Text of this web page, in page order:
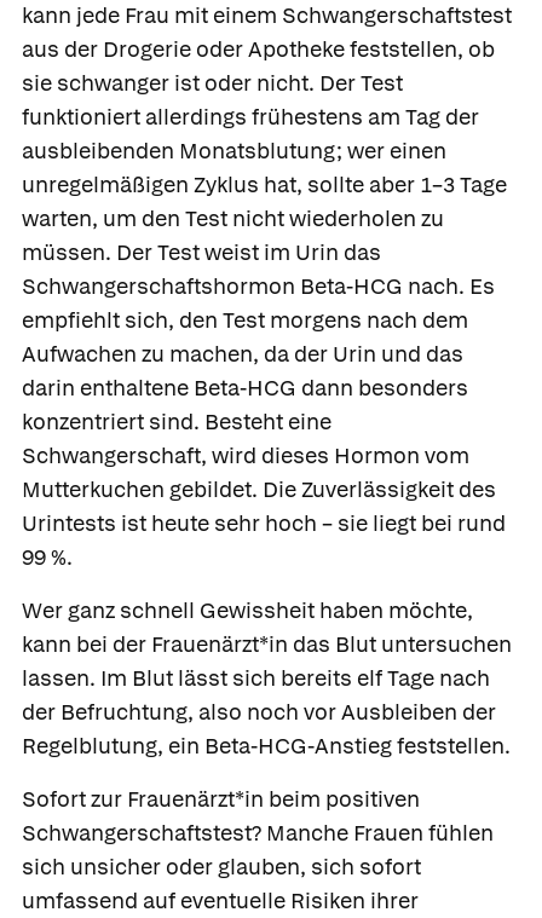
kann jede Frau mit einem Schwangerschaftstest
aus der Drogerie oder Apotheke feststellen, ob
sie schwanger ist oder nicht. Der Test
funktioniert allerdings frühestens am Tag der
ausbleibenden Monatsblutung; wer einen
unregelmäßigen Zyklus hat, sollte aber 1–3 Tage
warten, um den Test nicht wiederholen zu
müssen. Der Test weist im Urin das
Schwangerschaftshormon Beta-HCG nach. Es
empfiehlt sich, den Test morgens nach dem
Aufwachen zu machen, da der Urin und das
darin enthaltene Beta-HCG dann besonders
konzentriert sind. Besteht eine
Schwangerschaft, wird dieses Hormon vom
Mutterkuchen gebildet. Die Zuverlässigkeit des
Urintests ist heute sehr hoch – sie liegt bei rund
99 %.
Wer ganz schnell Gewissheit haben möchte,
kann bei der Frauenärzt*in das Blut untersuchen
lassen. Im Blut lässt sich bereits elf Tage nach
der Befruchtung, also noch vor Ausbleiben der
Regelblutung, ein Beta-HCG-Anstieg feststellen.
Sofort zur Frauenärzt*in beim positiven
Schwangerschaftstest? Manche Frauen fühlen
sich unsicher oder glauben, sich sofort
umfassend auf eventuelle Risiken ihrer